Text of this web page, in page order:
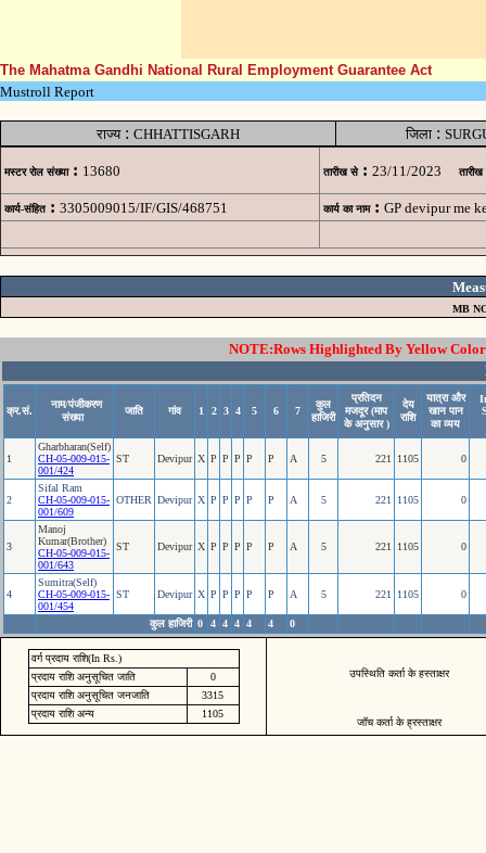
The Mahatma Gandhi National Rural Employment Guarantee Act
Mustroll Report
राज्य: CHHATTISGARH जिला:
मस्टर रोल संख्या : 13680 तारीख से : 23/11/2023 तारीख
कार्य-संहित : 3305009015/IF/GIS/468751 कार्य का नाम : GP devipur me
MB
NOTE:Rows Highlighted By Yellow
क्र.सं.
नाम/पंजीकरण
संख्या
जाति गांव 1 2 3 4 5 6 7
कुल
हाजिरी
प्रतिदन
मजदूर (माप
के अनुसार )
देय
राशि
यात्रा और
खान पान
का व्यय
1
Gharbharan(Self)
CH-05-009-015-
001/424
ST Devipur X P P P P P A 5 221 1105 0
2
Sifal Ram
CH-05-009-015-
001/609
OTHER Devipur X P P P P P A 5 221 1105 0
3
Manoj
Kumar(Brother)
CH-05-009-015-
001/643
ST Devipur X P P P P P A 5 221 1105 0
4
Sumitra(Self)
CH-05-009-015-
001/454
ST Devipur X P P P P P A 5 221 1105 0
कुल हाजिरी 0 4 4 4 4 4 0
वर्ग प्रदाय राशि(In Rs.)
प्रदाय राशि अनुसूचित जाति
0
प्रदाय राशि अनुसूचित जनजाति
3315
प्रदाय राशि अन्य
1105
उपस्थिति कर्ता के हस्ताक्षर
जॉच कर्ता के ह्रस्ताक्षर